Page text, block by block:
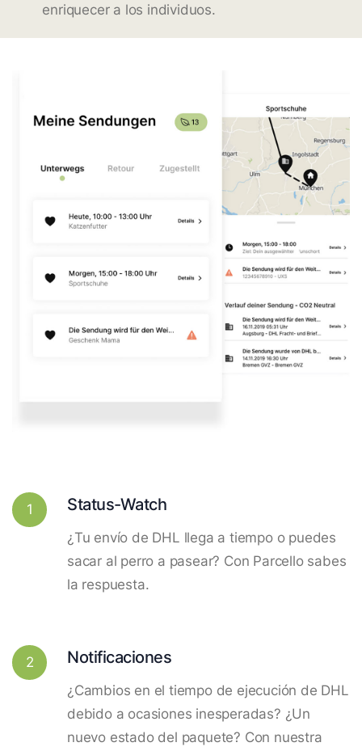
enriquecer a los individuos.
1 Status-Watch
¿Tu envío de DHL llega a tiempo o puedes
sacar al perro a pasear? Con Parcello sabes
la respuesta.
2 Notificaciones
¿Cambios en el tiempo de ejecución de DHL
debido a ocasiones inesperadas? ¿Un
nuevo estado del paquete? Con nuestra